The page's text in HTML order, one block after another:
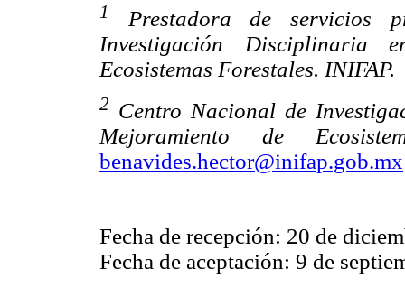
1
Prestadora de servicios
Investigación Disciplinaria
Ecosistemas Forestales. INIFAP.
2 Centro Nacional de
Mejoramiento de
benavides.hector@inifap.gob.mx
Fecha de recepción: 20 de
Fecha de aceptación: 9 de